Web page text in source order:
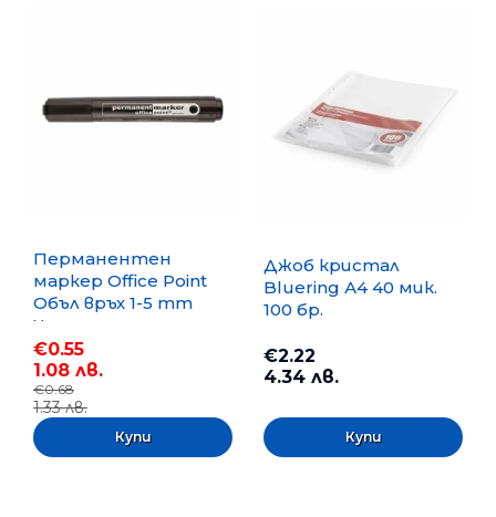
Перманентен
маркер Office Point
Объл връх 1-5 mm
Черен
€0.55
1.08 лв.
€0.68
1.33 лв.
Джоб кристал
Bluering А4 40 мик.
100 бр.
€2.22
4.34 лв.